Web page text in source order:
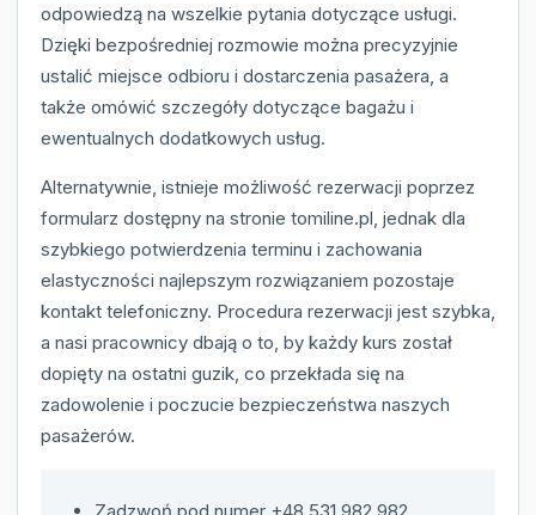
odpowiedzą na wszelkie pytania dotyczące usługi.
Dzięki bezpośredniej rozmowie można precyzyjnie
ustalić miejsce odbioru i dostarczenia pasażera, a
także omówić szczegóły dotyczące bagażu i
ewentualnych dodatkowych usług.
Alternatywnie, istnieje możliwość rezerwacji poprzez
formularz dostępny na stronie tomiline.pl, jednak dla
szybkiego potwierdzenia terminu i zachowania
elastyczności najlepszym rozwiązaniem pozostaje
kontakt telefoniczny. Procedura rezerwacji jest szybka,
a nasi pracownicy dbają o to, by każdy kurs został
dopięty na ostatni guzik, co przekłada się na
zadowolenie i poczucie bezpieczeństwa naszych
pasażerów.